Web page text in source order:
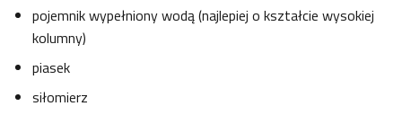
pojemnik wypełniony wodą (najlepiej o kształcie wysokiej
kolumny)
piasek
siłomierz